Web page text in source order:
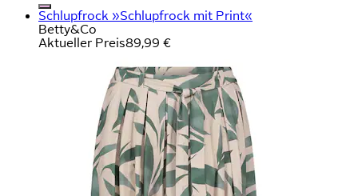
Schlupfrock »Schlupfrock mit Print«
Betty&Co
Aktueller Preis89,99 €